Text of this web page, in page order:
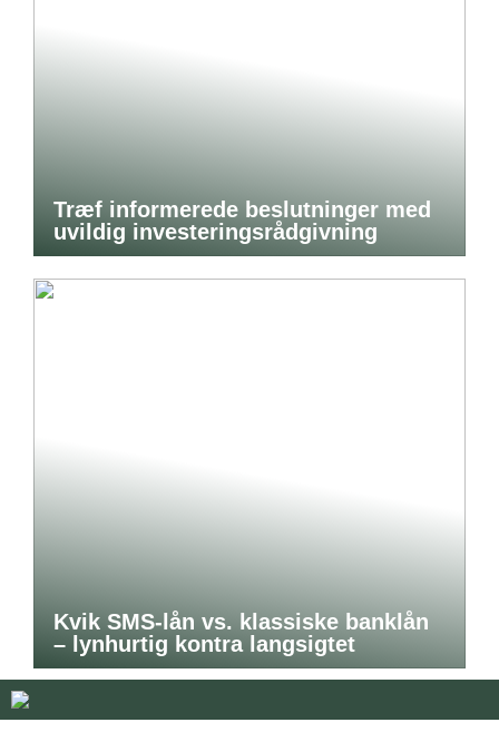
Træf informerede beslutninger med
uvildig investeringsrådgivning
Kvik SMS-lån vs. klassiske banklån
– lynhurtig kontra langsigtet